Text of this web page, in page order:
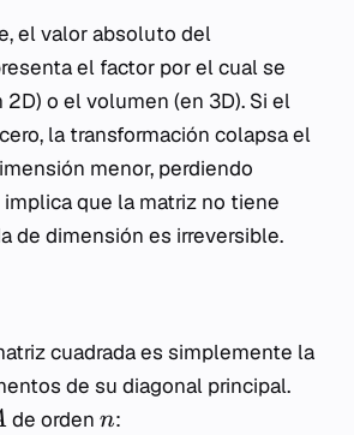
el valor absoluto del
el factor por el cual se
2D) o el volumen (en 3D). Si el
la transformación colapsa el
menor, perdiendo
implica que la matriz no tiene
de dimensión es irreversible.
cuadrada es simplemente la
de su diagonal principal.
de orden n: